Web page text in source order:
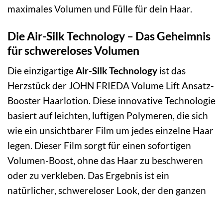
maximales Volumen und Fülle für dein Haar.
Die Air-Silk Technology – Das Geheimnis
für schwereloses Volumen
Die einzigartigeAir-Silk Technology ist das
Herzstück der JOHN FRIEDA Volume Lift Ansatz-
Booster Haarlotion. Diese innovative Technologie
basiert auf leichten, luftigen Polymeren, die sich
wie ein unsichtbarer Film um jedes einzelne Haar
legen. Dieser Film sorgt für einen sofortigen
Volumen-Boost, ohne das Haar zu beschweren
oder zu verkleben. Das Ergebnis ist ein
natürlicher, schwereloser Look, der den ganzen